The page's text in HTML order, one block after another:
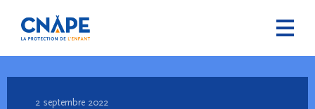
2 septembre 2022